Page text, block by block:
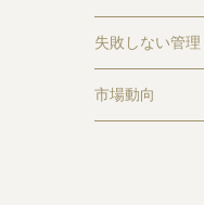
失敗しない管理
市場動向